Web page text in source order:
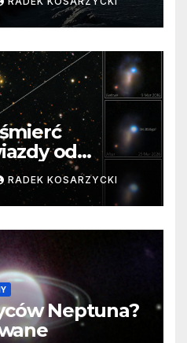
od
Niezwykle
RADEK KOSARZYCKI
Neptuna?